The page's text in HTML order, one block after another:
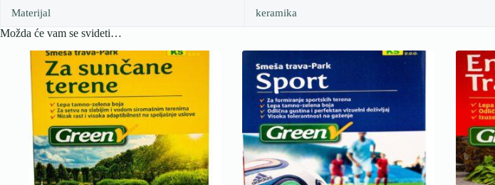
Materijal keramika
Možda će vam se svideti…